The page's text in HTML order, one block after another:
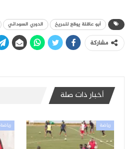
أبو عاقلة يوقع للمريخ الدوري السوداني
مشاركة
أخبار ذات صلة
رياضة رياضة